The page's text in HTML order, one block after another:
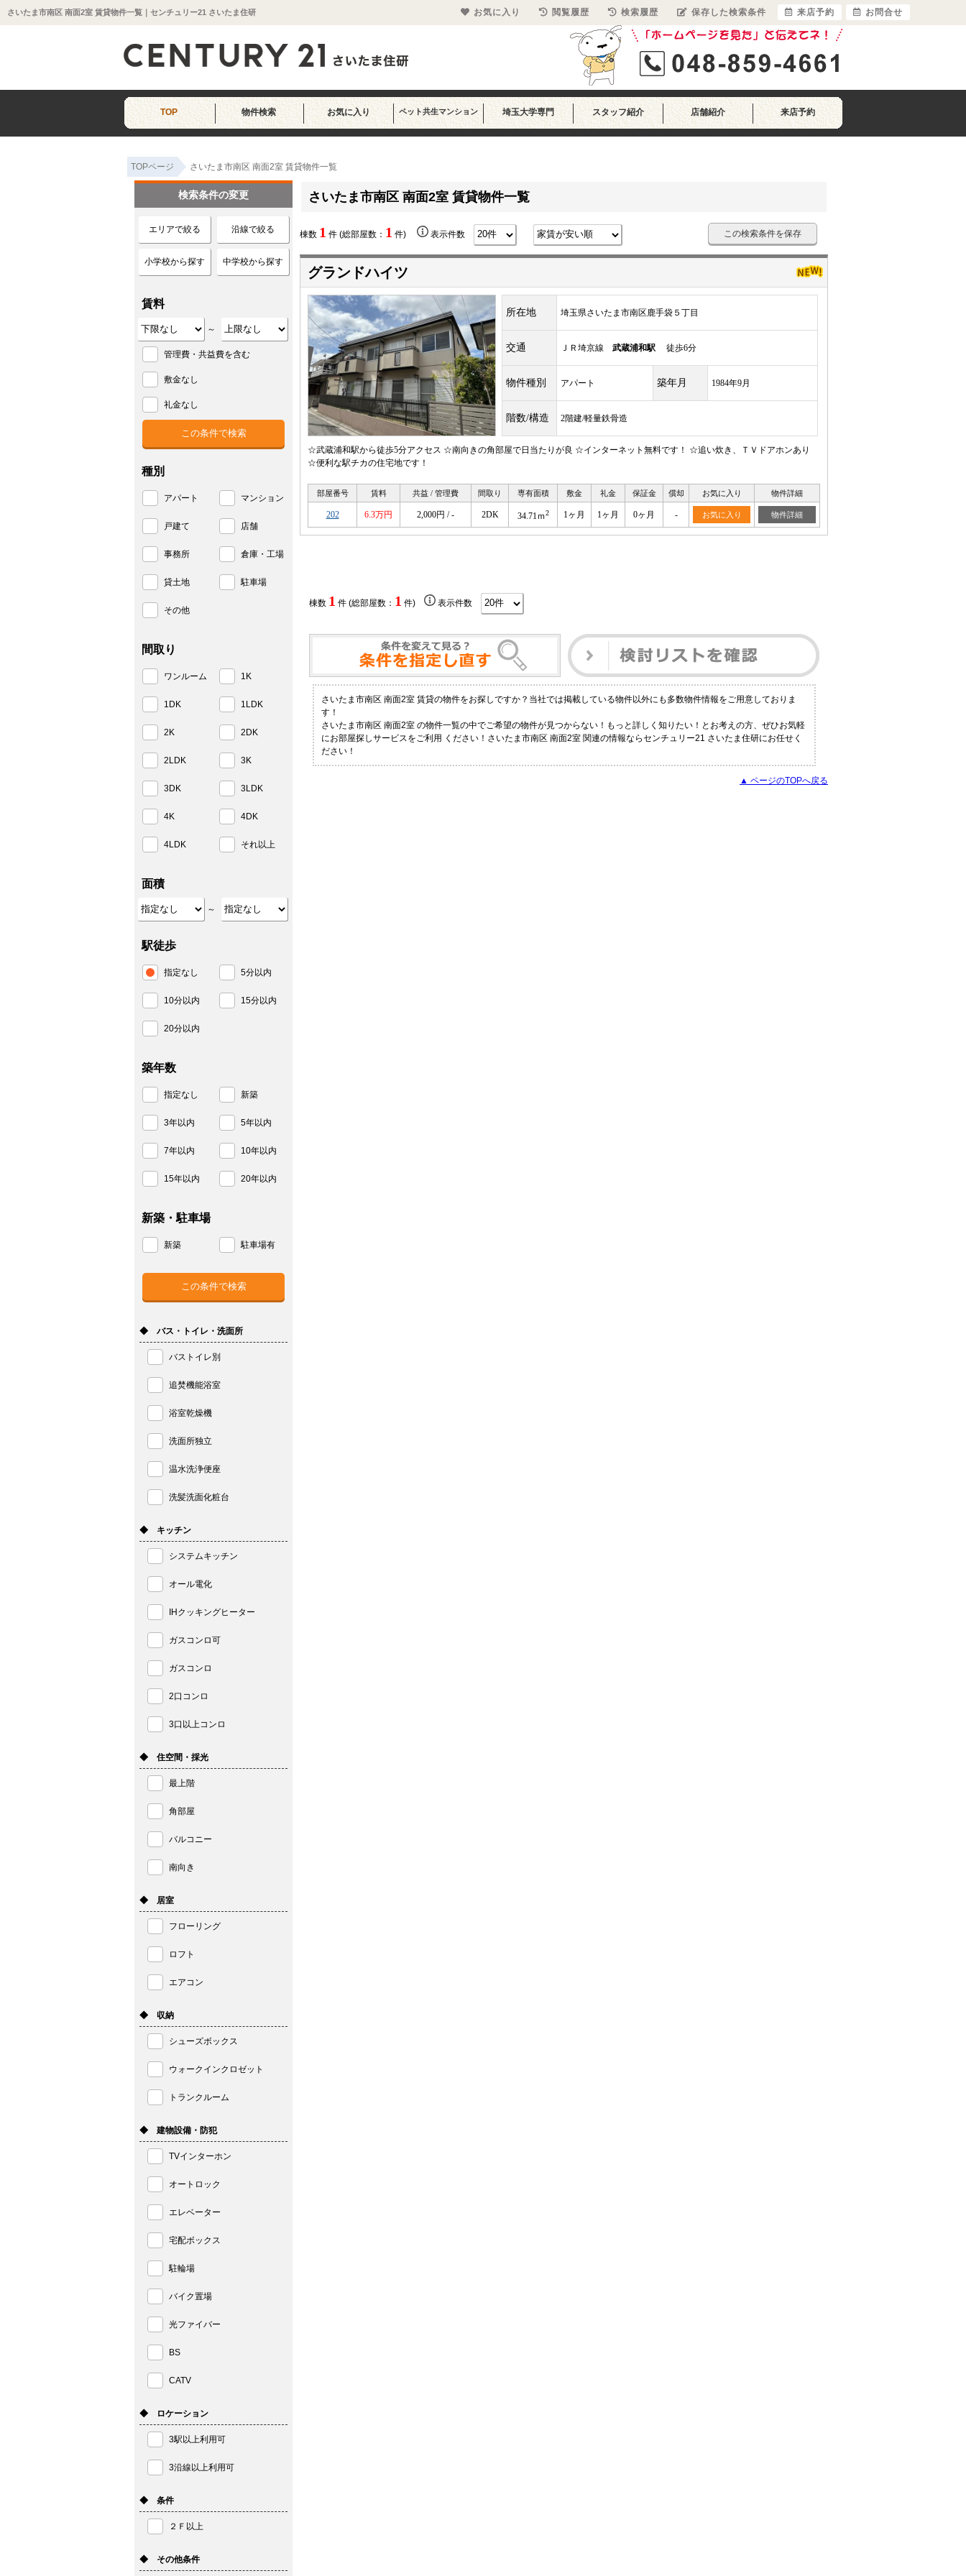
さいたま市南区 南面2室 賃貸物件一覧｜センチュリー21 さいたま住研
TOP 物件検索 お気に入り ペット共生マンション 埼玉大学専門 スタッフ紹介 店舗紹介 来店予約
TOPページ さいたま市南区 南面2室 賃貸物件一覧
さいたま市南区 南面2室 賃貸物件一覧
棟数 1 件 (総部屋数： 1 件) 表示件数 この検索条件を保存
グランドハイツ
所在地 埼玉県さいたま市南区鹿手袋５丁目
交通 ＪＲ埼京線 武蔵浦和駅 徒歩6分
物件種別 アパート 築年月 1984年9月
階数/構造 2階建/軽量鉄骨造
☆武蔵浦和駅から徒歩5分アクセス ☆南向きの角部屋で日当たりが良 ☆インターネット無料です！ ☆追い炊き、ＴＶドアホンあり
☆便利な駅チカの住宅地です！
部屋番号 賃料 共益 / 管理費 間取り 専有面積 敷金 礼金 保証金 償却 お気に入り 物件詳細
202 6.3万円 2,000円 / - 2DK 34.71ｍ2 1ヶ月 1ヶ月 0ヶ月 - お気に入り 物件詳細
棟数 1 件 (総部屋数： 1 件) 表示件数
さいたま市南区 南面2室 賃貸の物件をお探しですか？当社では掲載している物件以外にも多数物件情報をご用意しておりま
す！
さいたま市南区 南面2室 の物件一覧の中でご希望の物件が見つからない！もっと詳しく知りたい！とお考えの方、ぜひお気軽
にお部屋探しサービスをご利用 ください！さいたま市南区 南面2室 関連の情報ならセンチュリー21 さいたま住研にお任せく
ださい！
▲ ページのTOPへ戻る
検索条件の変更
エリアで絞る 沿線で絞る
小学校から探す 中学校から探す
賃料
～
管理費・共益費を含む
敷金なし
礼金なし
種別
アパート マンション
戸建て 店舗
事務所 倉庫・工場
貸土地 駐車場
その他
間取り
ワンルーム 1K
1DK 1LDK
2K 2DK
2LDK 3K
3DK 3LDK
4K 4DK
4LDK それ以上
面積
～
駅徒歩
指定なし 5分以内
10分以内 15分以内
20分以内
築年数
指定なし 新築
3年以内 5年以内
7年以内 10年以内
15年以内 20年以内
新築・駐車場
新築 駐車場有
◆ バス・トイレ・洗面所
バストイレ別
追焚機能浴室
浴室乾燥機
洗面所独立
温水洗浄便座
洗髪洗面化粧台
◆ キッチン
システムキッチン
オール電化
IHクッキングヒーター
ガスコンロ可
ガスコンロ
2口コンロ
3口以上コンロ
◆ 住空間・採光
最上階
角部屋
バルコニー
南向き
◆ 居室
フローリング
ロフト
エアコン
◆ 収納
シューズボックス
ウォークインクロゼット
トランクルーム
◆ 建物設備・防犯
TVインターホン
オートロック
エレベーター
宅配ボックス
駐輪場
バイク置場
光ファイバー
BS
CATV
◆ ロケーション
3駅以上利用可
3沿線以上利用可
◆ 条件
２Ｆ以上
◆ その他条件
お気に入り 閲覧履歴 検索履歴 保存した検索条件 来店予約 お問合せ